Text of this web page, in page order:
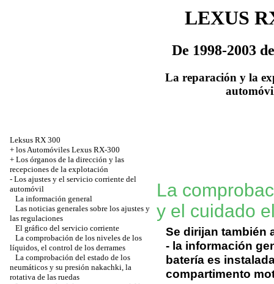
LEXUS
De 1998-2003
La reparación y la
Leksus RX 300
+ los Automóviles Lexus RX-300
+ Los órganos de la dirección y las
recepciones de la explotación
- Los ajustes y el servicio corriente del
automóvil
La información general
Las noticias generales sobre los ajustes y
las regulaciones
El gráfico del servicio corriente
La comprobación de los niveles de los
líquidos, el control de los derrames
La comprobación del estado de los
neumáticos y su presión nakachki, la
rotativa de las ruedas
La
y el cuidado
Se dirijan también
- la información
batería es
compartimento